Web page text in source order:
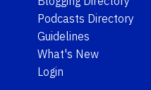
Podcasts Directory
Guidelines
What's New
Login